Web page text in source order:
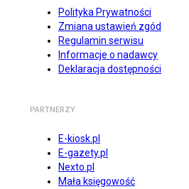
Polityka Prywatności
Zmiana ustawień zgód
Regulamin serwisu
Informacje o nadawcy
Deklaracja dostępności
PARTNERZY
E-kiosk.pl
E-gazety.pl
Nexto.pl
Mała księgowość